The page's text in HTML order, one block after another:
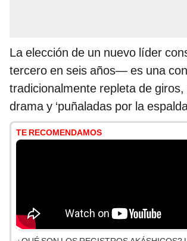
La elección de un nuevo líder
tercero en seis años— es una
tradicionalmente repleta de
drama y ‘puñaladas por la
TE RECOMENDAMOS